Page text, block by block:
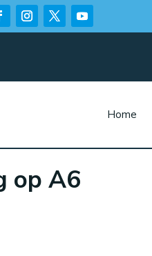
Home
op A6